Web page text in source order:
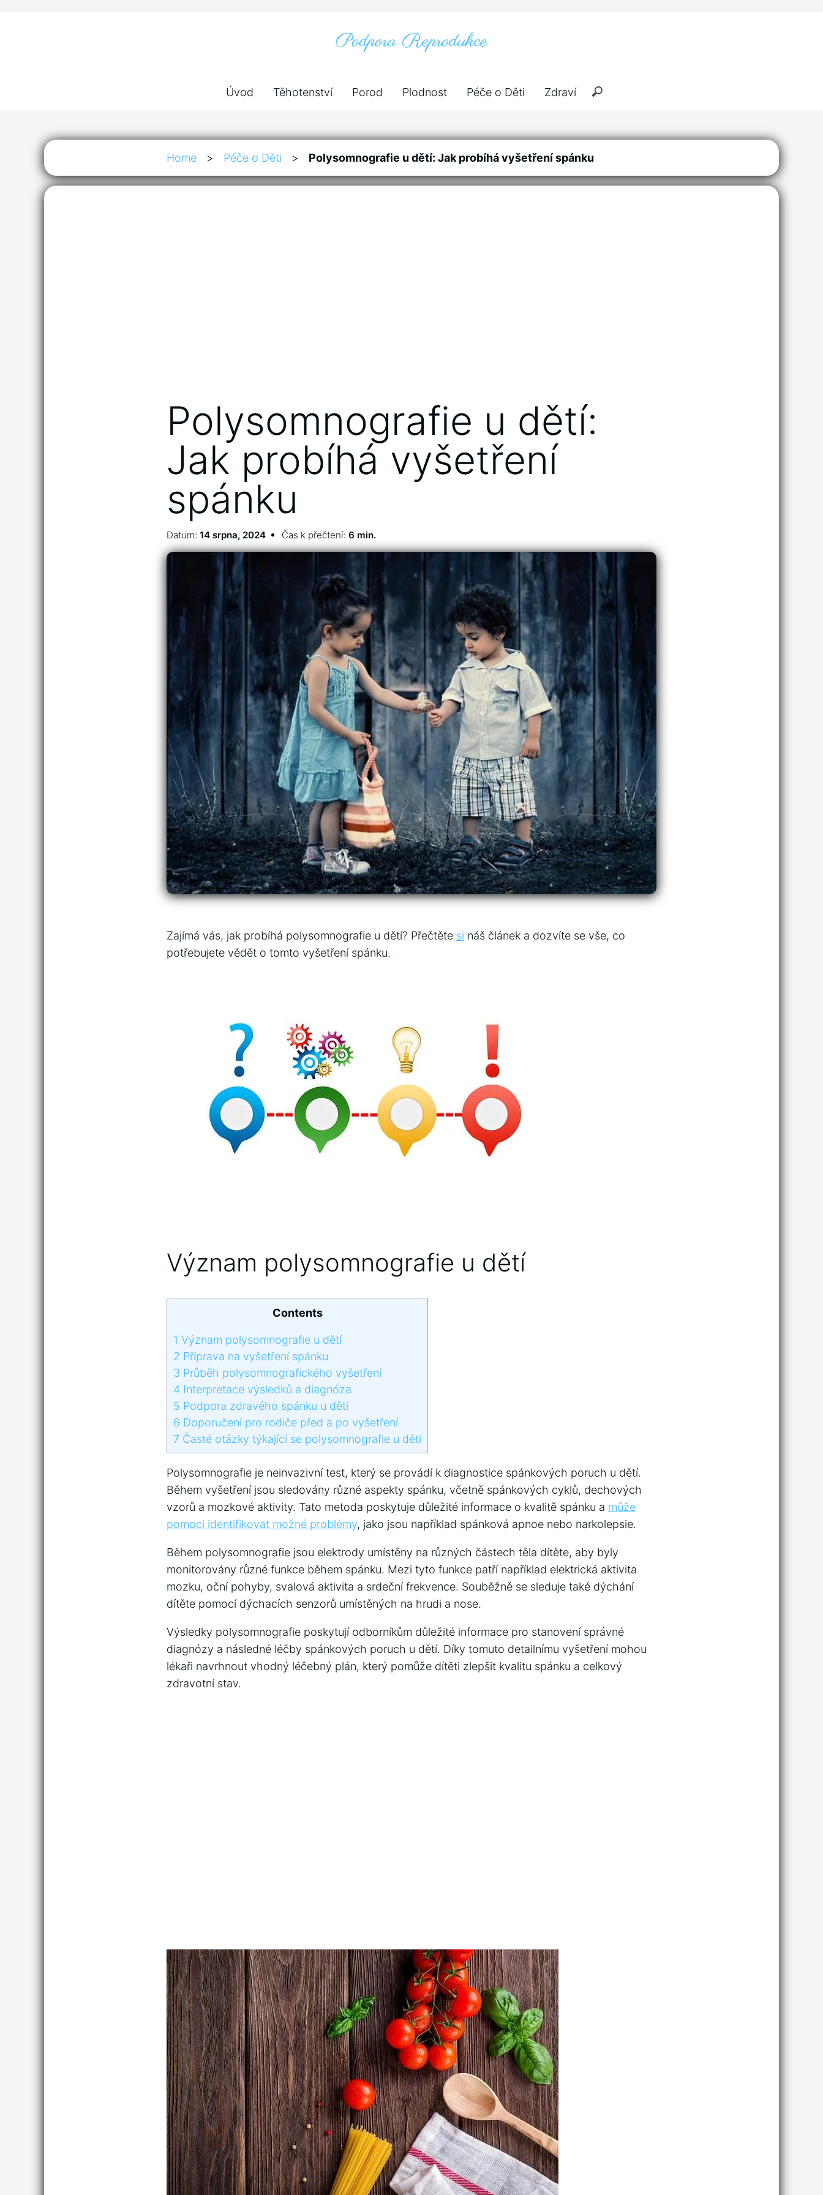
Úvod Těhotenství Porod Plodnost Péče o Děti Zdraví
Home > Péče o Děti > Polysomnografie u dětí: Jak probíhá vyšetření spánku
Polysomnografie u dětí:
Jak probíhá vyšetření
spánku
Datum: 14 srpna, 2024 Čas k přečtení: 6 min.
Zajímá ⁣vás, jak probíhá polysomnografie u dětí? Přečtěte si náš článek a ​dozvíte se vše, co
potřebujete⁣ vědět o tomto‌ vyšetření​ spánku.
Význam polysomnografie‌ u dětí
Contents
1 Význam polysomnografie‌ u dětí
2 Příprava na ​vyšetření spánku
3 Průběh polysomnografického vyšetření
4 Interpretace výsledků a diagnóza
5 Podpora​ zdravého spánku ​u dětí
6 Doporučení pro rodiče před a po vyšetření
7 Časté otázky⁢ týkající se polysomnografie u dětí
Polysomnografie ⁢je neinvazivní test, který se provádí k diagnostice spánkových poruch u dětí.
Během vyšetření jsou sledovány různé aspekty spánku, včetně spánkových cyklů, dechových
vzorů a mozkové aktivity. Tato metoda poskytuje důležité informace o kvalitě spánku a může
pomoci identifikovat možné problémy, jako jsou například spánková apnoe nebo‌ narkolepsie.
Během polysomnografie jsou elektrody umístěny na různých částech těla dítěte, aby byly
⁣monitorovány různé funkce během spánku. Mezi tyto funkce patří například elektrická aktivita
mozku, oční‍ pohyby, svalová aktivita a srdeční frekvence. Souběžně se sleduje také dýchání
dítěte pomocí dýchacích senzorů umístěných na hrudi a nose.
Výsledky polysomnografie poskytují odborníkům důležité informace⁤ pro stanovení správné⁣
diagnózy a následné léčby spánkových poruch u​ dětí. Díky tomuto ⁤detailnímu⁤ vyšetření mohou
lékaři ⁢navrhnout vhodný léčebný plán, který ‍pomůže dítěti zlepšit kvalitu spánku a‍ celkový
zdravotní stav.